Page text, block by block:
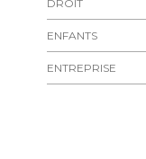
DROIT
ENFANTS
ENTREPRISE